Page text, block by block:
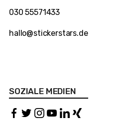
030 55571433
hallo@stickerstars.de
SOZIALE MEDIEN